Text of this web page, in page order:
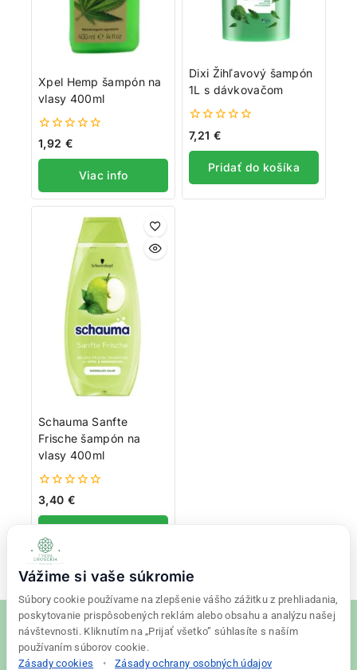
Xpel Hemp šampón na
vlasy 400ml
0
5
1,92 €
Viac info
Dixi Žihľavový šampón
1L s dávkovačom
0
z
5
7,21 €
Pridať do košíka
Schauma Sanfte
Frische šampón na
vlasy 400ml
0
z
5
3,40 €
Vážime si vaše súkromie
Súbory cookie používame na zlepšenie vášho zážitku z prehliadania,
poskytovanie prispôsobených reklám alebo obsahu a analýzu našej
návštevnosti. Kliknutím na „Prijať všetko” súhlasíte s naším
používaním súborov cookie.
Zásady cookies
• Zásady ochrany osobných údajov